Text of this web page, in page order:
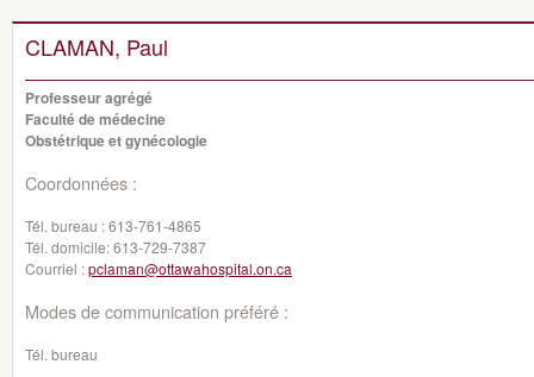
CLAMAN, Paul
Professeur agrégé
Faculté de médecine
Obstétrique et gynécologie
Coordonnées :
Tél. bureau :613-761-4865
Tél. domicile:613-729-7387
Courriel :pclaman@ottawahospital.on.ca
Modes de communication préféré :
Tél. bureau